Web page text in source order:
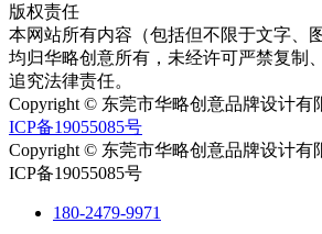
版权责任
本网站所有内容（包括但不限于文字、
均归华略创意所有，未经许可严禁复制
追究法律责任。
Copyright © 东莞市华略创意品牌设计有
ICP备19055085号
Copyright © 东莞市华略创意品牌设计有
ICP备19055085号
180-2479-9971